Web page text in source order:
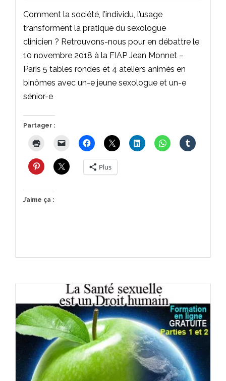
Comment la société, l’individu, l’usage
transforment la pratique du sexologue
clinicien ? Retrouvons-nous pour en débattre le
10 novembre 2018 à la FIAP Jean Monnet –
Paris 5 tables rondes et 4 ateliers animés en
binômes avec un-e jeune sexologue et un-e
sénior-e
Partager :
Plus
J’aime ça :